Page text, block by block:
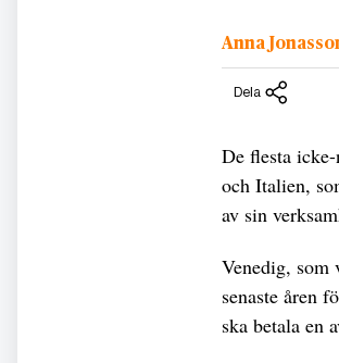
Anna
Dela
De flesta
och Italien,
av sin
Venedig, som
senaste åren
ska betala en